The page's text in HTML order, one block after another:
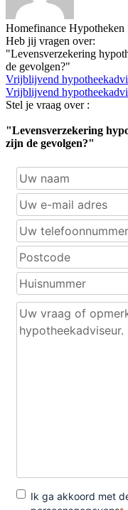
Homefinance Hypotheken
Heb jij vragen over:
"Levensverzekering
de gevolgen?"
Vrijblijvend
Vrijblijvend
Stel je vraag over :
"Levensverzekering
zijn de gevolgen?"